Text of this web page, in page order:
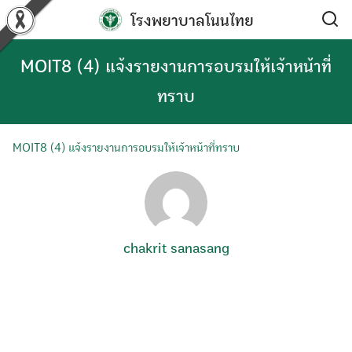
Skip
to
content
โรงพยาบาลโนนไทย
MOIT8 (4) แจ้งรายงานการอบรมให้เจ้าหน้าที่
ทราบ
MOIT8 (4) แจ้งรายงานการอบรมให้เจ้าหน้าที่ทราบ
chakrit sanasang